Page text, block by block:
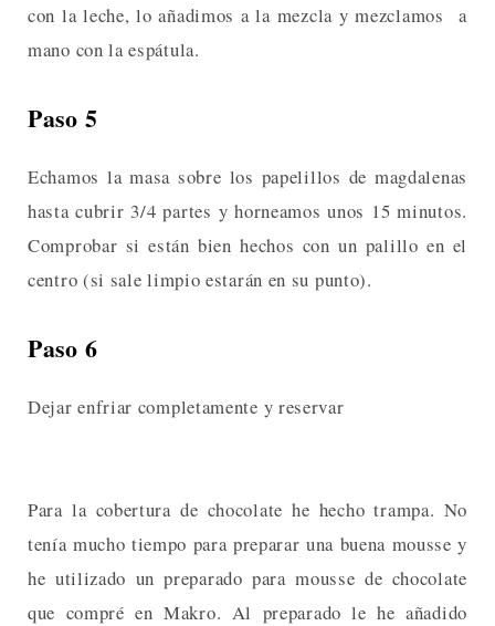
con la leche, lo añadimos a la mezcla y mezclamos a
mano con la espátula.
Paso 5
Echamos la masa sobre los papelillos de magdalenas
hasta cubrir 3/4 partes y horneamos unos 15 minutos.
Comprobar si están bien hechos con un palillo en el
centro (si sale limpio estarán en su punto).
Paso 6
Dejar enfriar completamente y reservar
Para la cobertura de chocolate he hecho trampa. No
tenía mucho tiempo para preparar una buena mousse y
he utilizado un preparado para mousse de chocolate
que compré en Makro. Al preparado le he añadido